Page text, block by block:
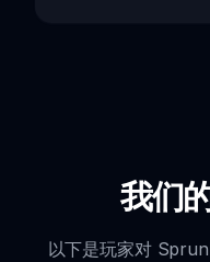
我们
以下是玩家对